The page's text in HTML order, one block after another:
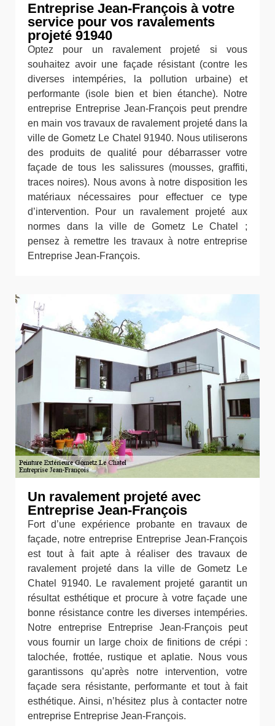
Entreprise Jean-François à votre
service pour vos ravalements
projeté 91940
Optez pour un ravalement projeté si vous
souhaitez avoir une façade résistant (contre les
diverses intempéries, la pollution urbaine) et
performante (isole bien et bien étanche). Notre
entreprise Entreprise Jean-François peut prendre
en main vos travaux de ravalement projeté dans la
ville de Gometz Le Chatel 91940. Nous utiliserons
des produits de qualité pour débarrasser votre
façade de tous les salissures (mousses, graffiti,
traces noires). Nous avons à notre disposition les
matériaux nécessaires pour effectuer ce type
d’intervention. Pour un ravalement projeté aux
normes dans la ville de Gometz Le Chatel ;
pensez à remettre les travaux à notre entreprise
Entreprise Jean-François.
Un ravalement projeté avec
Entreprise Jean-François
Fort d’une expérience probante en travaux de
façade, notre entreprise Entreprise Jean-François
est tout à fait apte à réaliser des travaux de
ravalement projeté dans la ville de Gometz Le
Chatel 91940. Le ravalement projeté garantit un
résultat esthétique et procure à votre façade une
bonne résistance contre les diverses intempéries.
Notre entreprise Entreprise Jean-François peut
vous fournir un large choix de finitions de crépi :
talochée, frottée, rustique et aplatie. Nous vous
garantissons qu’après notre intervention, votre
façade sera résistante, performante et tout à fait
esthétique. Ainsi, n’hésitez plus à contacter notre
entreprise Entreprise Jean-François.